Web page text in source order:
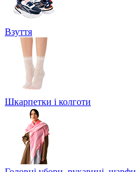
Взуття
Шкарпетки і колготи